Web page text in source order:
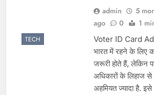
TECH
admin
5
ago
0 1
Voter ID Card
भारत में रहने के लिए
जरूरी होते हैं, लेकिन
अधिकारों के लिहाज
अहमियत ज्यादा है.